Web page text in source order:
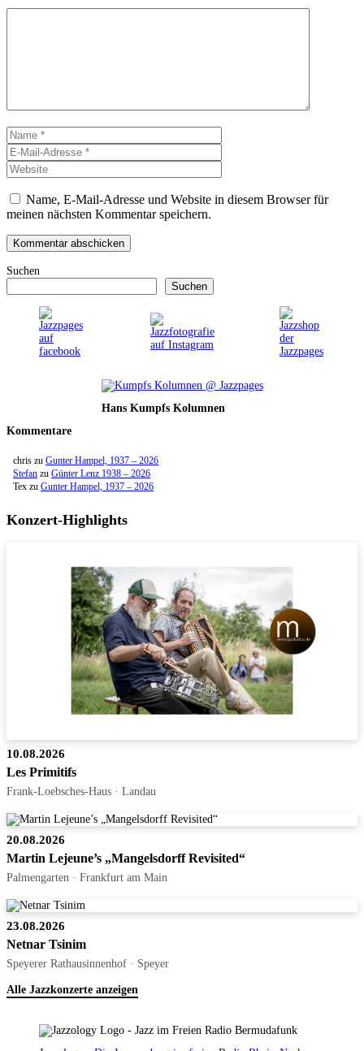
Name
Mail-
Adresse
Name, E-Mail-Adresse und Website in diesem Browser für
meinen nächsten Kommentar speichern.
Suchen
Suchen
Hans Kumpfs Kolumnen
Kommentare
chris zu Gunter Hampel, 1937 – 2026
Stefan zu Günter Lenz 1938 – 2026
Tex zu Gunter Hampel, 1937 – 2026
Konzert-Highlights
10.08.2026
Les Primitifs
Frank-Loebsches-Haus · Landau
20.08.2026
Martin Lejeune’s „Mangelsdorff Revisited“
Palmengarten · Frankfurt am Main
23.08.2026
Netnar Tsinim
Speyerer Rathausinnenhof · Speyer
Alle Jazzkonzerte anzeigen